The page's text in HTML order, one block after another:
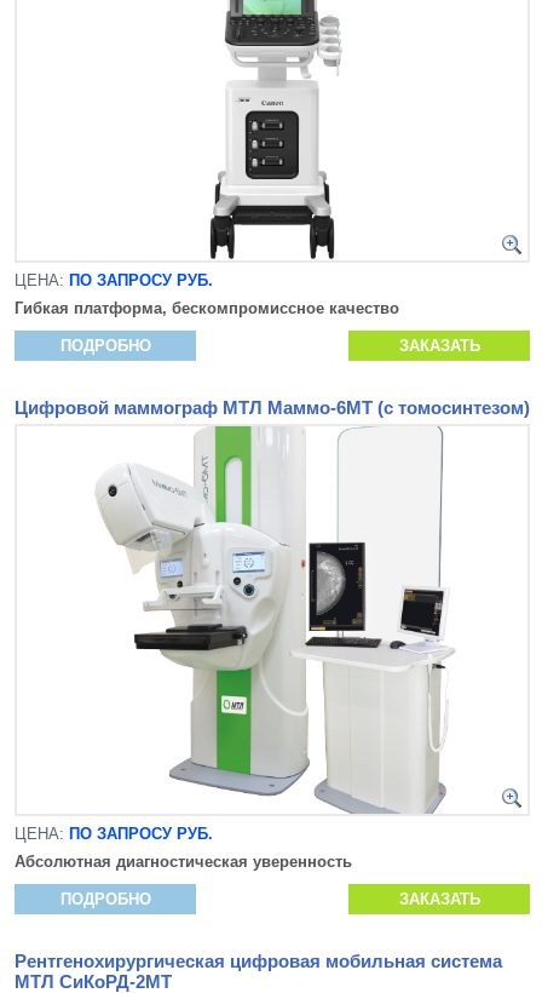
ЦЕНА: ПО ЗАПРОСУ РУБ.
Гибкая платформа, бескомпромиссное качество
ПОДРОБНО ЗАКАЗАТЬ
Цифровой маммограф МТЛ Маммо-6МТ (с томосинтезом)
ЦЕНА: ПО ЗАПРОСУ РУБ.
Абсолютная диагностическая уверенность
ПОДРОБНО ЗАКАЗАТЬ
Рентгенохирургическая цифровая мобильная система
МТЛ СиКоРД-2МТ